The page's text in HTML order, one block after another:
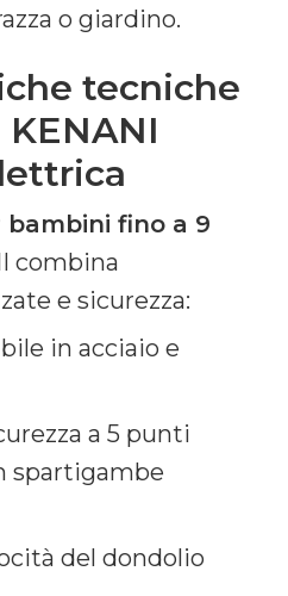
o giardino.
tecniche
fino a 9
combina
e sicurezza:
in acciaio e
a 5 punti
spartigambe
del dondolio